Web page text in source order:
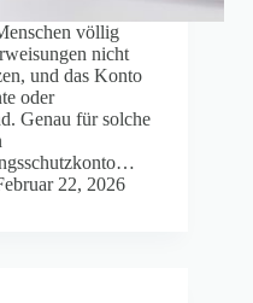
völlig
nicht
und das Konto
oder
Genau für solche
22, 2026